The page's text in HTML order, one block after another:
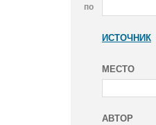
по
ИСТОЧНИК
МЕСТО
АВТОР